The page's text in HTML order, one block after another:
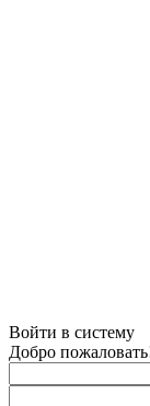
Войти в систему
Добро